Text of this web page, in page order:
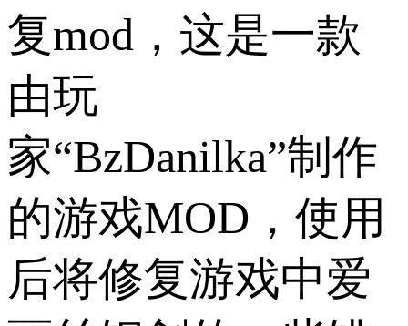
复mod，这是一款
由玩
家“BzDanilka”制作
的游戏MOD，使用
后将修复游戏中爱